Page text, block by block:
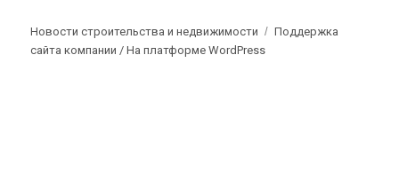
Новости строительства и недвижимости
Поддержка
сайта компании /На платформе WordPress